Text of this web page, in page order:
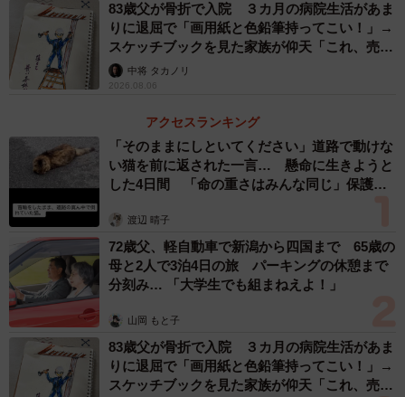
83歳父が骨折で入院 ３カ月の病院生活があま
りに退屈で「画用紙と色鉛筆持ってこい！」→
スケッチブックを見た家族が仰天「これ、売れ
ますよ…」
中将 タカノリ
2026.08.06
アクセスランキング
「そのままにしといてください」道路で動けな
い猫を前に返された一言… 懸命に生きようと
した4日間 「命の重さはみんな同じ」保護団
渡辺 晴子
72歳父、軽自動車で新潟から四国まで 65歳の
母と2人で3泊4日の旅 パーキングの休憩まで
分刻み… 「大学生でも組まねえよ！」
山岡 もと子
83歳父が骨折で入院 ３カ月の病院生活があま
りに退屈で「画用紙と色鉛筆持ってこい！」→
スケッチブックを見た家族が仰天「これ、売れ